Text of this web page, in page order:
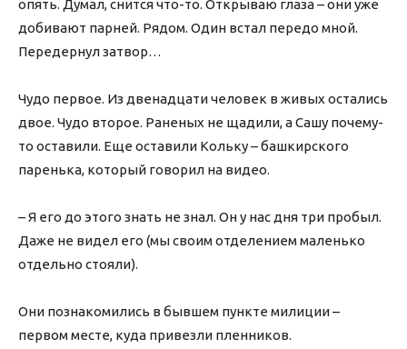
опять. Думал, снится что-то. Открываю глаза – они уже
добивают парней. Рядом. Один встал передо мной.
Передернул затвор…
Чудо первое. Из двенадцати человек в живых остались
двое. Чудо второе. Раненых не щадили, а Сашу почему-
то оставили. Еще оставили Кольку – башкирского
паренька, который говорил на видео.
– Я его до этого знать не знал. Он у нас дня три пробыл.
Даже не видел его (мы своим отделением маленько
отдельно стояли).
Они познакомились в бывшем пункте милиции –
первом месте, куда привезли пленников.